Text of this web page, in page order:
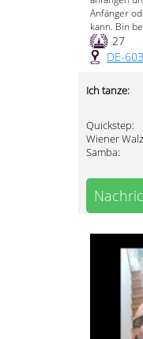
Anfänger
kann. Bin
27
DE-
Ich tanze:
Quickstep:
Wiener
Samba: